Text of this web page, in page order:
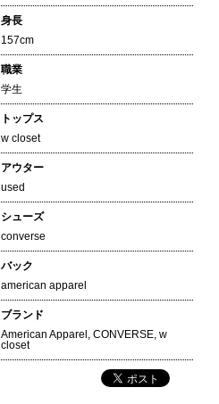
身長
157cm
職業
学生
トップス
w closet
アウター
used
シューズ
converse
バック
american apparel
ブランド
American Apparel , CONVERSE, w
closet